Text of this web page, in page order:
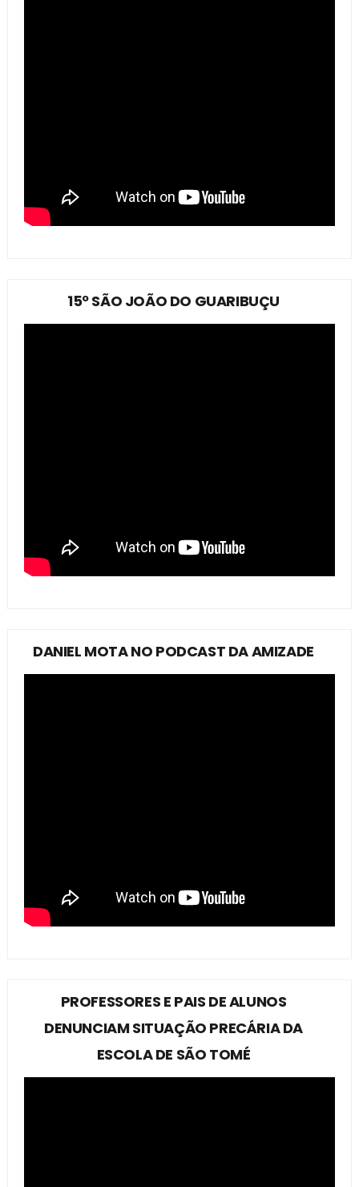
15º SÃO JOÃO DO GUARIBUÇU
DANIEL MOTA NO PODCAST DA AMIZADE
PROFESSORES E PAIS DE ALUNOS
DENUNCIAM SITUAÇÃO PRECÁRIA DA
ESCOLA DE SÃO TOMÉ